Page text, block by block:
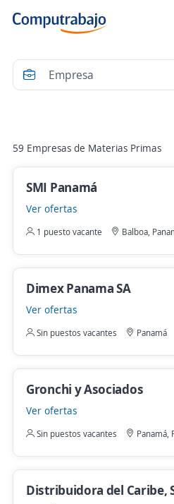
59 Empresas de Materias Primas
SMI Panamá
Ver ofertas
1 puesto vacante Balboa,
Dimex Panama SA
Ver ofertas
Sin puestos vacantes Panamá
Gronchi y Asociados
Ver ofertas
Sin puestos vacantes Panamá,
Distribuidora del Caribe,